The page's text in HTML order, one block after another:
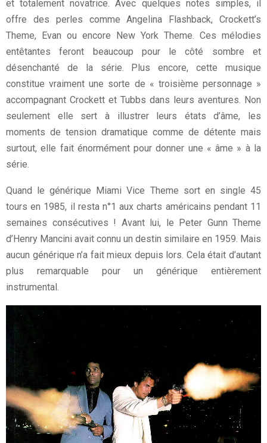
et totalement novatrice. Avec quelques notes simples, il
offre des perles comme Angelina Flashback, Crockett’s
Theme, Evan ou encore New York Theme. Ces mélodies
entêtantes feront beaucoup pour le côté sombre et
désenchanté de la série. Plus encore, cette musique
constitue vraiment une sorte de « troisième personnage »
accompagnant Crockett et Tubbs dans leurs aventures. Non
seulement elle sert à illustrer leurs états d’âme, les
moments de tension dramatique comme de détente mais
surtout, elle fait énormément pour donner une « âme » à la
série.
Quand le générique Miami Vice Theme sort en single 45
tours en 1985, il resta n°1 aux charts américains pendant 11
semaines consécutives ! Avant lui, le Peter Gunn Theme
d’Henry Mancini avait connu un destin similaire en 1959. Mais
aucun générique n’a fait mieux depuis lors. Cela était d’autant
plus remarquable pour un générique entièrement
instrumental.